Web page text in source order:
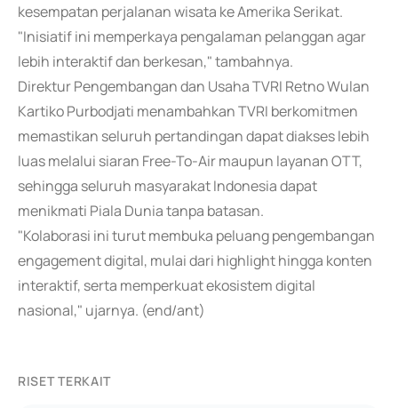
kesempatan perjalanan wisata ke Amerika Serikat.
"Inisiatif ini memperkaya pengalaman pelanggan agar
lebih interaktif dan berkesan," tambahnya.
Direktur Pengembangan dan Usaha TVRI Retno Wulan
Kartiko Purbodjati menambahkan TVRI berkomitmen
memastikan seluruh pertandingan dapat diakses lebih
luas melalui siaran Free-To-Air maupun layanan OTT,
sehingga seluruh masyarakat Indonesia dapat
menikmati Piala Dunia tanpa batasan.
"Kolaborasi ini turut membuka peluang pengembangan
engagement digital, mulai dari highlight hingga konten
interaktif, serta memperkuat ekosistem digital
nasional," ujarnya. (end/ant)
RISET TERKAIT